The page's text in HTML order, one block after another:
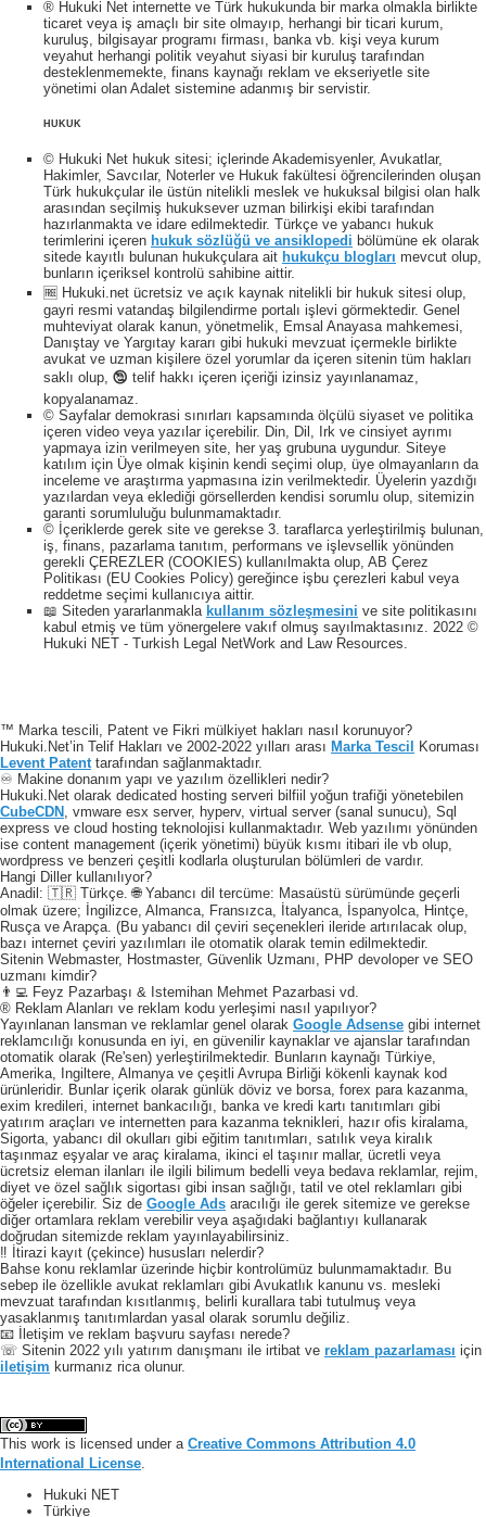
® Hukuki Net internette ve Türk hukukunda bir marka olmakla birlikte
ticaret veya iş amaçlı bir site olmayıp, herhangi bir ticari kurum,
kuruluş, bilgisayar programı firması, banka vb. kişi veya kurum
veyahut herhangi politik veyahut siyasi bir kuruluş tarafından
desteklenmemekte, finans kaynağı reklam ve ekseriyetle site
yönetimi olan Adalet sistemine adanmış bir servistir.
HUKUK
© Hukuki Net hukuk sitesi; içlerinde Akademisyenler, Avukatlar,
Hakimler, Savcılar, Noterler ve Hukuk fakültesi öğrencilerinden oluşan
Türk hukukçular ile üstün nitelikli meslek ve hukuksal bilgisi olan halk
arasından seçilmiş hukuksever uzman bilirkişi ekibi tarafından
hazırlanmakta ve idare edilmektedir. Türkçe ve yabancı hukuk
terimlerini içeren hukuk sözlüğü ve ansiklopedi bölümüne ek olarak
sitede kayıtlı bulunan hukukçulara ait hukukçu blogları mevcut olup,
bunların içeriksel kontrolü sahibine aittir.
🆓 Hukuki.net ücretsiz ve açık kaynak nitelikli bir hukuk sitesi olup,
gayri resmi vatandaş bilgilendirme portalı işlevi görmektedir. Genel
muhteviyat olarak kanun, yönetmelik, Emsal Anayasa mahkemesi,
Danıştay ve Yargıtay kararı gibi hukuki mevzuat içermekle birlikte
avukat ve uzman kişilere özel yorumlar da içeren sitenin tüm hakları
saklı olup, 🕲 telif hakkı içeren içeriği izinsiz yayınlanamaz,
kopyalanamaz.
© Sayfalar demokrasi sınırları kapsamında ölçülü siyaset ve politika
içeren video veya yazılar içerebilir. Din, Dil, Irk ve cinsiyet ayrımı
yapmaya izin verilmeyen site, her yaş grubuna uygundur. Siteye
katılım için Üye olmak kişinin kendi seçimi olup, üye olmayanların da
inceleme ve araştırma yapmasına izin verilmektedir. Üyelerin yazdığı
yazılardan veya eklediği görsellerden kendisi sorumlu olup, sitemizin
garanti sorumluluğu bulunmamaktadır.
© İçeriklerde gerek site ve gerekse 3. taraflarca yerleştirilmiş bulunan,
iş, finans, pazarlama tanıtım, performans ve işlevsellik yönünden
gerekli ÇEREZLER (COOKIES) kullanılmakta olup, AB Çerez
Politikası (EU Cookies Policy) gereğince işbu çerezleri kabul veya
reddetme seçimi kullanıcıya aittir.
📖 Siteden yararlanmakla kullanım sözleşmesini ve site politikasını
kabul etmiş ve tüm yönergelere vakıf olmuş sayılmaktasınız. 2022 ©
Hukuki NET - Turkish Legal NetWork and Law Resources.
™ Marka tescili, Patent ve Fikri mülkiyet hakları nasıl korunuyor?
Hukuki.Net’in Telif Hakları ve 2002-2022 yılları arası Marka Tescil
Koruması
Levent Patenttarafından sağlanmaktadır.
♾️ Makine donanım yapı ve yazılım özellikleri nedir?
Hukuki.Net olarak dedicated hosting serveri bilfiil yoğun trafiği yönetebilen
CubeCDN , vmware esx server, hyperv, virtual server (sanal sunucu), Sql
express ve cloud hosting teknolojisi kullanmaktadır. Web yazılımı yönünden
ise content management (içerik yönetimi) büyük kısmı itibari ile vb olup,
wordpress ve benzeri çeşitli kodlarla oluşturulan bölümleri de vardır.
Hangi Diller kullanılıyor?
Anadil: 🇹🇷 Türkçe. 🌐 Yabancı dil tercüme: Masaüstü sürümünde geçerli
olmak üzere; İngilizce, Almanca, Fransızca, İtalyanca, İspanyolca, Hintçe,
Rusça ve Arapça. (Bu yabancı dil çeviri seçenekleri ileride artırılacak olup,
bazı internet çeviri yazılımları ile otomatik olarak temin edilmektedir.
Sitenin Webmaster, Hostmaster, Güvenlik Uzmanı, PHP devoloper ve SEO
uzmanı kimdir?
👨‍💻 Feyz Pazarbaşı & Istemihan Mehmet Pazarbasi vd.
® Reklam Alanları ve reklam kodu yerleşimi nasıl yapılıyor?
Yayınlanan lansman ve reklamlar genel olarak Google Adsense gibi internet
reklamcılığı konusunda en iyi, en güvenilir kaynaklar ve ajanslar tarafından
otomatik olarak (Re'sen) yerleştirilmektedir. Bunların kaynağı Türkiye,
Amerika, Ingiltere, Almanya ve çeşitli Avrupa Birliği kökenli kaynak kod
ürünleridir. Bunlar içerik olarak günlük döviz ve borsa, forex para kazanma,
exim kredileri, internet bankacılığı, banka ve kredi kartı tanıtımları gibi
yatırım araçları ve internetten para kazanma teknikleri, hazır ofis kiralama,
Sigorta, yabancı dil okulları gibi eğitim tanıtımları, satılık veya kiralık
taşınmaz eşyalar ve araç kiralama, ikinci el taşınır mallar, ücretli veya
ücretsiz eleman ilanları ile ilgili bilimum bedelli veya bedava reklamlar, rejim,
diyet ve özel sağlık sigortası gibi insan sağlığı, tatil ve otel reklamları gibi
öğeler içerebilir. Siz de Google Ads aracılığı ile gerek sitemize ve gerekse
diğer ortamlara reklam verebilir veya aşağıdaki bağlantıyı kullanarak
doğrudan sitemizde reklam yayınlayabilirsiniz.
‼️ İtirazi kayıt (çekince) hususları nelerdir?
Bahse konu reklamlar üzerinde hiçbir kontrolümüz bulunmamaktadır. Bu
sebep ile özellikle avukat reklamları gibi Avukatlık kanunu vs. mesleki
mevzuat tarafından kısıtlanmış, belirli kurallara tabi tutulmuş veya
yasaklanmış tanıtımlardan yasal olarak sorumlu değiliz.
📧 İletişim ve reklam başvuru sayfası nerede?
☏ Sitenin 2022 yılı yatırım danışmanı ile irtibat ve reklam pazarlaması için
iletişim kurmanız rica olunur.
This work is licensed under a Creative Commons Attribution 4.0
International License.
Hukuki NET
Türkiye